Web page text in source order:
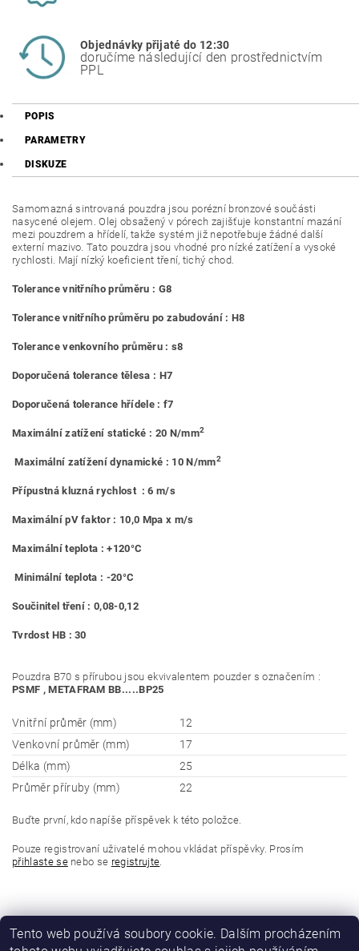
Objednávky přijaté do 12:30
doručíme následující den prostřednictvím
PPL
POPIS
PARAMETRY
DISKUZE
Samomazná sintrovaná pouzdra jsou porézní bronzové součásti
nasycené olejem. Olej obsažený v pórech zajišťuje konstantní mazání
mezi pouzdrem a hřídelí, takže systém již nepotřebuje žádné další
externí mazivo. Tato pouzdra jsou vhodné pro nízké zatížení a vysoké
rychlosti. Mají nízký koeficient tření, tichý chod.
Tolerance vnitřního průměru : G8
Tolerance vnitřního průměru po zabudování : H8
Tolerance venkovního průměru : s8
Doporučená tolerance tělesa : H7
Doporučená tolerance hřídele : f7
Maximální zatížení statické : 20 N/mm2
Maximální zatížení dynamické : 10 N/mm2
Přípustná kluzná rychlost : 6 m/s
Maximální pV faktor : 10,0 Mpa x m/s
Maximální teplota : +120°C
Minimální teplota : -20°C
Součinitel tření : 0,08-0,12
Tvrdost HB : 30
Pouzdra B70 s přírubou jsou ekvivalentem pouzder s označením :
PSMF , METAFRAM BB.....BP25
Vnitřní průměr (mm)
12
Venkovní průměr (mm)
17
Délka (mm)
25
Průměr příruby (mm)
22
Buďte první, kdo napíše příspěvek k této položce.
Pouze registrovaní uživatelé mohou vkládat příspěvky. Prosím
přihlaste senebo se registrujte.
Tento web používá soubory cookie. Dalším procházením